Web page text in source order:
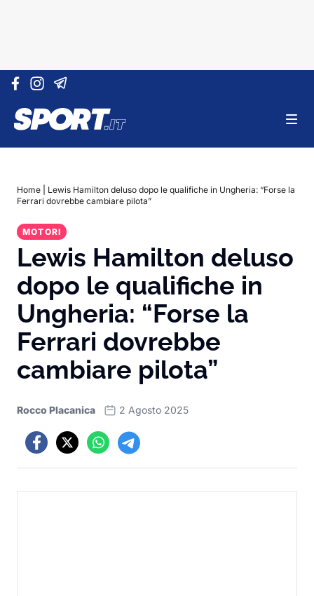
Vai al contenuto
Home
Lewis Hamilton deluso dopo le qualifiche in Ungheria: “Forse la
Ferrari dovrebbe cambiare pilota”
MOTORI
Lewis Hamilton deluso
dopo le qualifiche in
Ungheria: “Forse la
Ferrari dovrebbe
cambiare pilota”
Rocco Placanica 2 Agosto 2025